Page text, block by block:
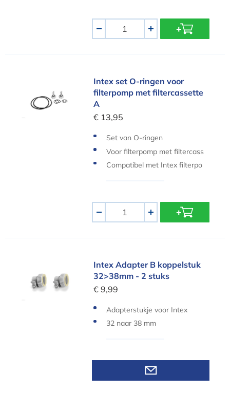
+
Intex set O-ringen voor filterpomp met
Intex set O-ringen voor
filterpomp met filtercassette
A
€ 13,95
Set van O-ringen
Voor filterpomp met filtercass
ette A
Compatibel met Intex filterpo
+
Intex Adapter B koppelstuk 32>38mm - 2 stuks
Intex Adapter B koppelstuk
32>38mm - 2 stuks
€ 9,99
Adapterstukje voor Intex
32 naar 38 mm